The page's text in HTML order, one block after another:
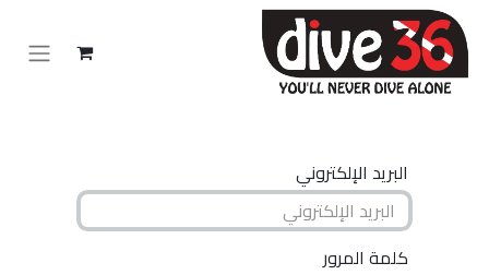
البريد الإلكتروني
كلمة المرور